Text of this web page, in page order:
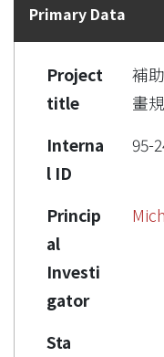
Primary Data
Project
title
補
畫
Interna
l ID
95-
Princip
al
Investi
gator
Sta